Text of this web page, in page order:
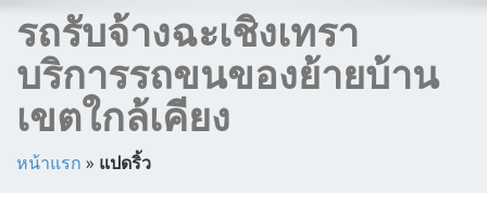
รถรับจ้างฉะเชิงเทรา
บริการรถขนของย้ายบ้าน
เขตใกล้เคียง
หน้าแรก » แปดริ้ว